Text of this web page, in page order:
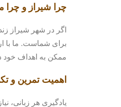
چرا شیراز و
اگر در شهر شیراز
برای شماست. ما با
ممکن به اهداف خود
اهمیت تمرین و
یادگیری هر زبانی،